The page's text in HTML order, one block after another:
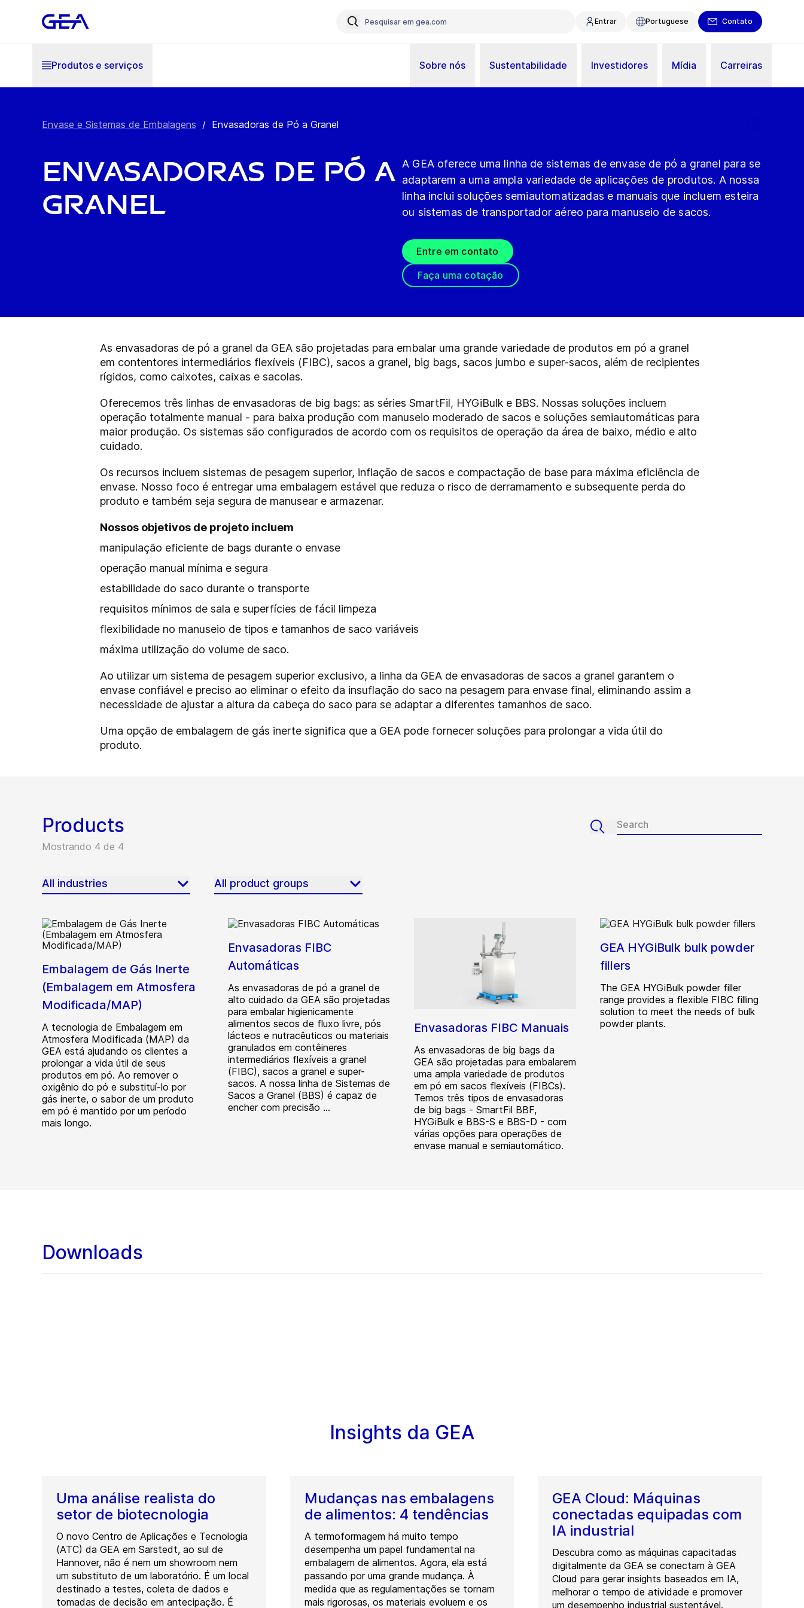
Entrar Portuguese Contato
Produtos e serviços Sobre nós Sustentabilidade Investidores Mídia Carreiras
Envase e Sistemas de Embalagens / Envasadoras de Pó a Granel
Envasadoras de Pó a
Granel
A GEA oferece uma linha de sistemas de envase de pó a granel para se
adaptarem a uma ampla variedade de aplicações de produtos. A nossa
linha inclui soluções semiautomatizadas e manuais que incluem esteira
ou sistemas de transportador aéreo para manuseio de sacos.
Entre em contato
Faça uma cotação
As envasadoras de pó a granel da GEA são projetadas para embalar uma grande variedade de produtos em pó a granel
em contentores intermediários flexíveis (FIBC), sacos a granel, big bags, sacos jumbo e super-sacos, além de recipientes
rígidos, como caixotes, caixas e sacolas.
Oferecemos três linhas de envasadoras de big bags: as séries SmartFil, HYGiBulk e BBS. Nossas soluções incluem
operação totalmente manual - para baixa produção com manuseio moderado de sacos e soluções semiautomáticas para
maior produção. Os sistemas são configurados de acordo com os requisitos de operação da área de baixo, médio e alto
cuidado.
Os recursos incluem sistemas de pesagem superior, inflação de sacos e compactação de base para máxima eficiência de
envase. Nosso foco é entregar uma embalagem estável que reduza o risco de derramamento e subsequente perda do
produto e também seja segura de manusear e armazenar.
Nossos objetivos de projeto incluem
manipulação eficiente de bags durante o envase
operação manual mínima e segura
estabilidade do saco durante o transporte
requisitos mínimos de sala e superfícies de fácil limpeza
flexibilidade no manuseio de tipos e tamanhos de saco variáveis
máxima utilização do volume de saco.
Ao utilizar um sistema de pesagem superior exclusivo, a linha da GEA de envasadoras de sacos a granel garantem o
envase confiável e preciso ao eliminar o efeito da insuflação do saco na pesagem para envase final, eliminando assim a
necessidade de ajustar a altura da cabeça do saco para se adaptar a diferentes tamanhos de saco.
Uma opção de embalagem de gás inerte significa que a GEA pode fornecer soluções para prolongar a vida útil do
produto.
Products
Mostrando 4 de 4
All industries All product groups
Embalagem de Gás Inerte
(Embalagem em Atmosfera
Modificada/MAP)
A tecnologia de Embalagem em
Atmosfera Modificada (MAP) da
GEA está ajudando os clientes a
prolongar a vida útil de seus
produtos em pó. Ao remover o
oxigênio do pó e substituí-lo por
gás inerte, o sabor de um produto
em pó é mantido por um período
mais longo.
Envasadoras FIBC
Automáticas
As envasadoras de pó a granel de
alto cuidado da GEA são projetadas
para embalar higienicamente
alimentos secos de fluxo livre, pós
lácteos e nutracêuticos ou materiais
granulados em contêineres
intermediários flexíveis a granel
(FIBC), sacos a granel e super-
sacos. A nossa linha de Sistemas de
Sacos a Granel (BBS) é capaz de
encher com precisão ...
Envasadoras FIBC Manuais
As envasadoras de big bags da
GEA são projetadas para embalarem
uma ampla variedade de produtos
em pó em sacos flexíveis (FIBCs).
Temos três tipos de envasadoras
de big bags - SmartFil BBF,
HYGiBulk e BBS-S e BBS-D - com
várias opções para operações de
envase manual e semiautomático.
GEA HYGiBulk bulk powder
fillers
The GEA HYGiBulk powder filler
range provides a flexible FIBC filling
solution to meet the needs of bulk
powder plants.
Downloads
Insights da GEA
Uma análise realista do
setor de biotecnologia
O novo Centro de Aplicações e Tecnologia
(ATC) da GEA em Sarstedt, ao sul de
Hannover, não é nem um showroom nem
um substituto de um laboratório. É um local
destinado a testes, coleta de dados e
tomadas de decisão em antecipação. É
Mudanças nas embalagens
de alimentos: 4 tendências
A termoformagem há muito tempo
desempenha um papel fundamental na
embalagem de alimentos. Agora, ela está
passando por uma grande mudança. À
medida que as regulamentações se tornam
mais rigorosas, os materiais evoluem e os
GEA Cloud: Máquinas
conectadas equipadas com
IA industrial
Descubra como as máquinas capacitadas
digitalmente da GEA se conectam à GEA
Cloud para gerar insights baseados em IA,
melhorar o tempo de atividade e promover
um desempenho industrial sustentável.